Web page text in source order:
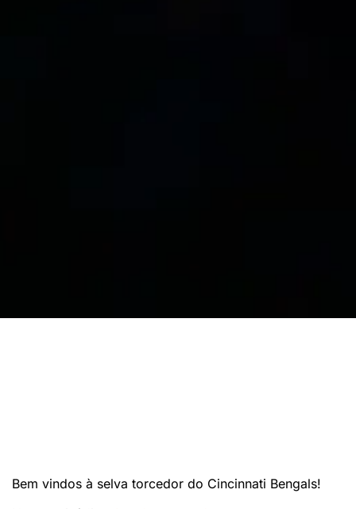
Bem vindos à selva torcedor do Cincinnati Bengals!